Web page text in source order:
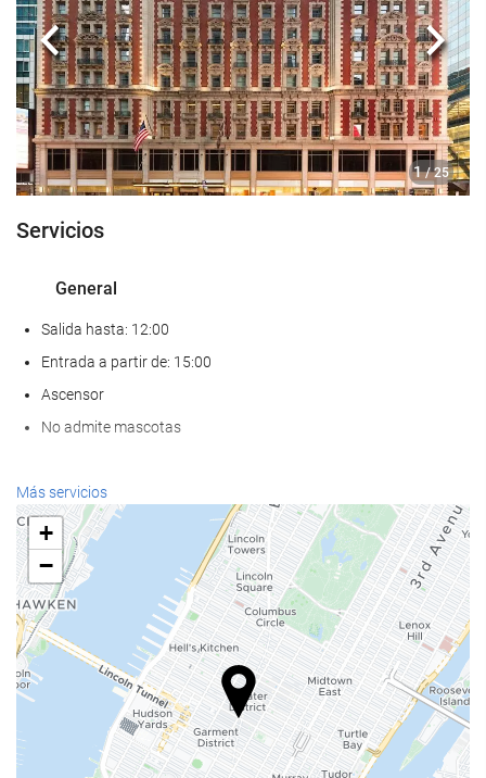
1 / 25
Anterior
Servicios
General
Salida hasta: 12:00
Entrada a partir de: 15:00
Ascensor
No admite mascotas
Comida y bebida
Restaurante a la carta
Bar
Cafetera en zonas comunes
Servicios de recepción
Recepción 24 horas
Guardaequipaje
Más servicios
+
−